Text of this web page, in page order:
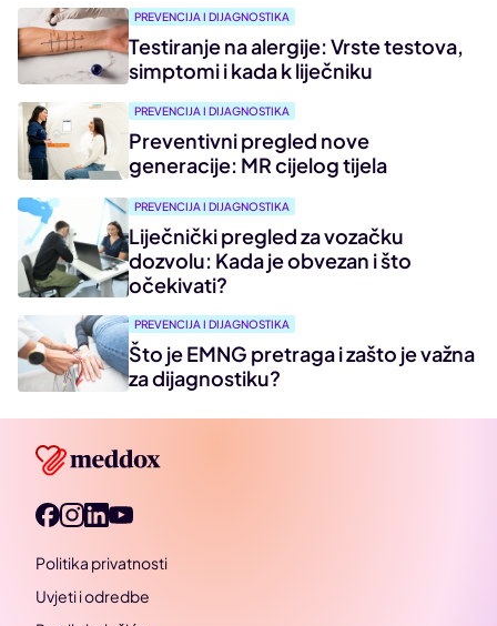
PREVENCIJA I DIJAGNOSTIKA
Testiranje na alergije: Vrste testova,
simptomi i kada k liječniku
PREVENCIJA I DIJAGNOSTIKA
Preventivni pregled nove
generacije: MR cijelog tijela
PREVENCIJA I DIJAGNOSTIKA
Liječnički pregled za vozačku
dozvolu: Kada je obvezan i što
očekivati?
PREVENCIJA I DIJAGNOSTIKA
Što je EMNG pretraga i zašto je važna
za dijagnostiku?
Politika privatnosti
Uvjeti i odredbe